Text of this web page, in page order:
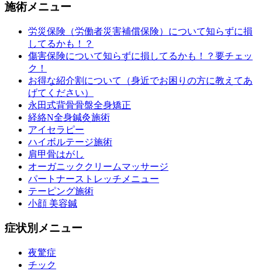
施術メニュー
労災保険（労働者災害補償保険）について知らずに損
してるかも！？
傷害保険について知らずに損してるかも！？要チェッ
ク！
お得な紹介割について（身近でお困りの方に教えてあ
げてください）
永田式背骨骨盤全身矯正
経絡N全身鍼灸施術
アイセラピー
ハイボルテージ施術
肩甲骨はがし
オーガニッククリームマッサージ
パートナーストレッチメニュー
テーピング施術
小顔 美容鍼
症状別メニュー
夜驚症
チック